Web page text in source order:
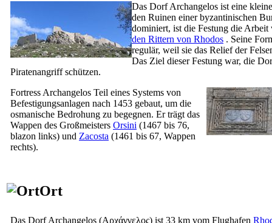
Das Dorf Archangelos ist eine
den Ruinen einer byzantinischen
dominiert, ist die Festung die Arbeit
den Rittern von Rhodos . Seine
regulär, weil sie das Relief der
Das Ziel dieser Festung war, die
Piratenangriff schützen.
Fortress Archangelos Teil eines Systems von
Befestigungsanlagen nach 1453 gebaut, um die
osmanische Bedrohung zu begegnen. Er trägt das
Wappen des Großmeisters Orsini (1467 bis 76,
blazon links) und Zacosta (1461 bis 67, Wappen
rechts).
Ort
Das Dorf Archangelos (Αρχάγγελος) ist 33 km vom Flughafen